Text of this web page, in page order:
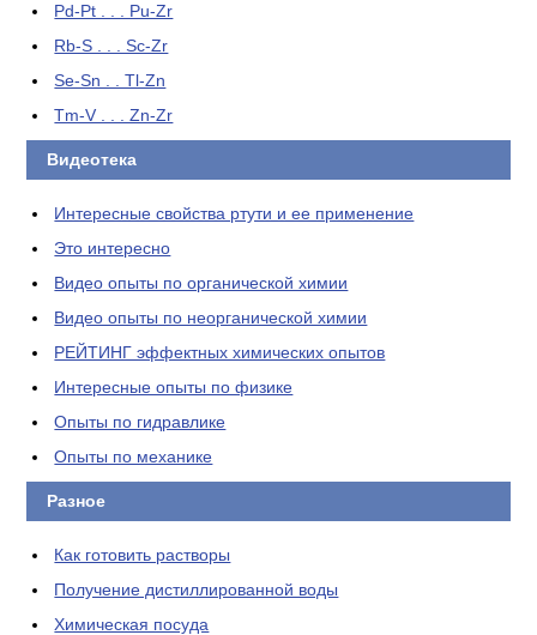
Pd-Pt . . . Pu-Zr
Rb-S . . . Sc-Zr
Se-Sn . . Tl-Zn
Tm-V . . . Zn-Zr
Видеотека
Интересные свойства ртути и ее применение
Это интересно
Видео опыты по органической химии
Видео опыты по неорганической химии
РЕЙТИНГ эффектных химических опытов
Интересные опыты по физике
Опыты по гидравлике
Опыты по механике
Разное
Как готовить растворы
Получение дистиллированной воды
Химическая посуда